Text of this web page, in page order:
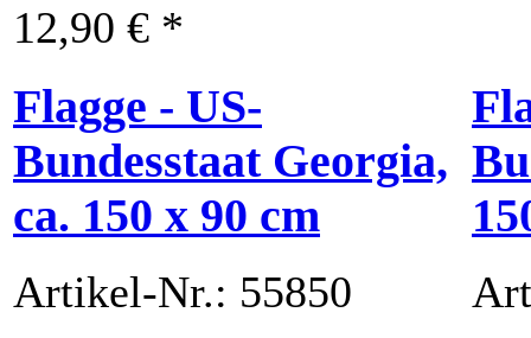
12,90 € *
Flagge - US-
Bundesstaat Georgia,
ca. 150 x 90 cm
Artikel-Nr.: 55850